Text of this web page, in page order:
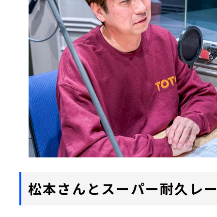
松本さんとスーパー耐久レ